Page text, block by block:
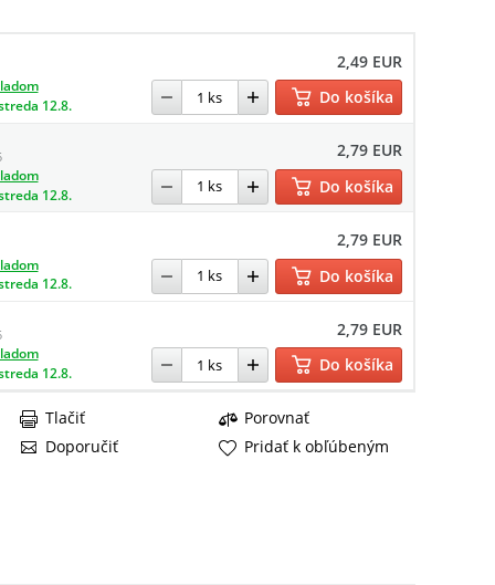
2,49 EUR
12.8.
Do košíka
2,79 EUR
12.8.
Do košíka
2,79 EUR
12.8.
Do košíka
2,79 EUR
12.8. Do košíka
Porovnať
Doporučiť
Tlačiť
Pridať k obľúbeným